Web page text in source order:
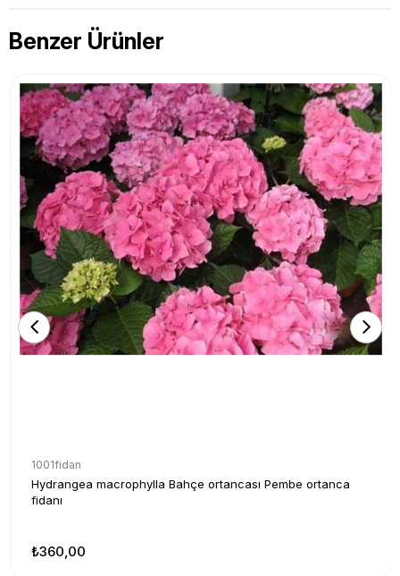
Benzer Ürünler
1001fidan
Hydrangea macrophylla Bahçe ortancası Pembe ortanca
fidanı
₺360,00